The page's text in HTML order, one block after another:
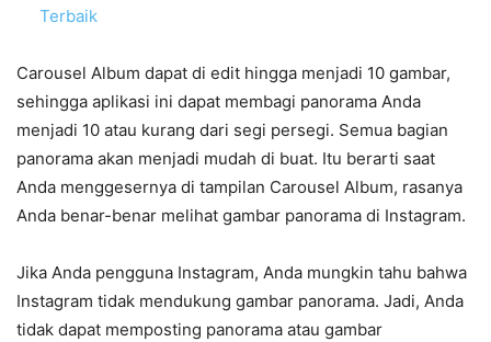
Terbaik
Carousel Album dapat di edit hingga menjadi 10 gambar,
sehingga aplikasi ini dapat membagi panorama Anda
menjadi 10 atau kurang dari segi persegi. Semua bagian
panorama akan menjadi mudah di buat. Itu berarti saat
Anda menggesernya di tampilan Carousel Album, rasanya
Anda benar-benar melihat gambar panorama di Instagram.
Jika Anda pengguna Instagram, Anda mungkin tahu bahwa
Instagram tidak mendukung gambar panorama. Jadi, Anda
tidak dapat memposting panorama atau gambar